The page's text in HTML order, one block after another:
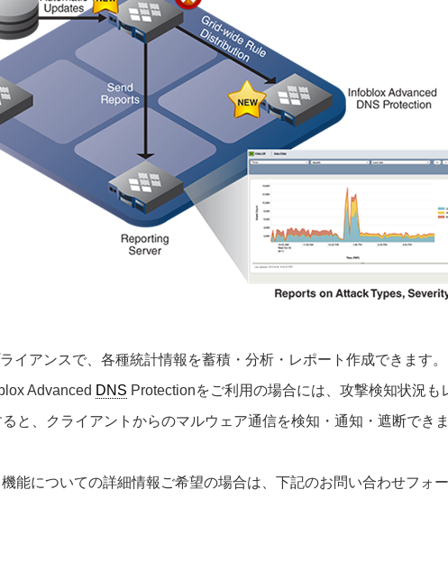
イアンスで、各種統計情報を蓄積・分析・レポート作成できます
Advanced DNS Protectionをご利用の場合には、攻撃検知状況も
と、クライアントからのマルウェア通信を検知・通知・遮断できま
能についての詳細情報ご希望の場合は、下記のお問い合わせフォ